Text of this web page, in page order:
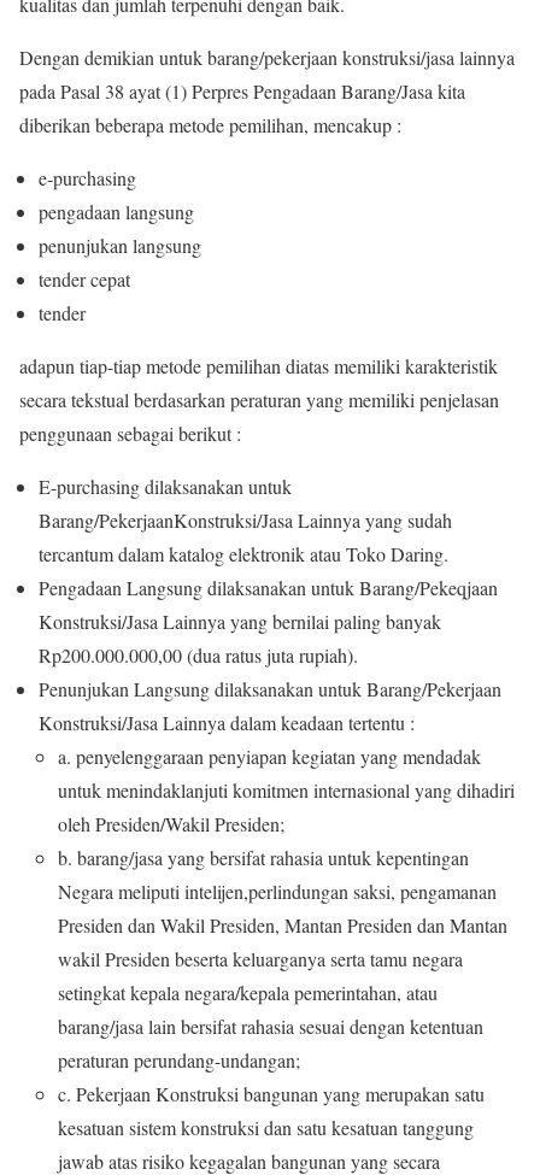
Dengan demikian untuk barang/pekerjaan konstruksi/jasa lainnya
pada Pasal 38 ayat (1) Perpres Pengadaan Barang/Jasa kita
diberikan beberapa metode pemilihan, mencakup :
e-purchasing
pengadaan langsung
penunjukan langsung
tender cepat
tender
adapun tiap-tiap metode pemilihan diatas memiliki karakteristik
secara tekstual berdasarkan peraturan yang memiliki penjelasan
penggunaan sebagai berikut :
E-purchasing dilaksanakan untuk
Barang/PekerjaanKonstruksi/Jasa Lainnya yang sudah
tercantum dalam katalog elektronik atau Toko Daring.
Pengadaan Langsung dilaksanakan untuk Barang/Pekeqjaan
Konstruksi/Jasa Lainnya yang bernilai paling banyak
Rp200.000.000,00 (dua ratus juta rupiah).
Penunjukan Langsung dilaksanakan untuk Barang/Pekerjaan
Konstruksi/Jasa Lainnya dalam keadaan tertentu :
a. penyelenggaraan penyiapan kegiatan yang mendadak
untuk menindaklanjuti komitmen internasional yang dihadiri
oleh Presiden/Wakil Presiden;
b. barang/jasa yang bersifat rahasia untuk kepentingan
Negara meliputi intelijen,perlindungan saksi, pengamanan
Presiden dan Wakil Presiden, Mantan Presiden dan Mantan
wakil Presiden beserta keluarganya serta tamu negara
setingkat kepala negara/kepala pemerintahan, atau
barang/jasa lain bersifat rahasia sesuai dengan ketentuan
peraturan perundang-undangan;
c. Pekerjaan Konstruksi bangunan yang merupakan satu
kesatuan sistem konstruksi dan satu kesatuan tanggung
jawab atas risiko kegagalan bangunan yang secara